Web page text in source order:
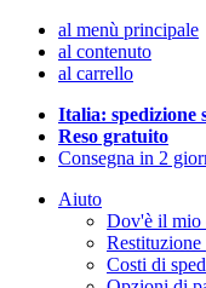
al menù principale
al contenuto
al carrello
Italia: spedizione
Reso gratuito
Consegna in 2
Aiuto
Dov'è il mio
Costi di